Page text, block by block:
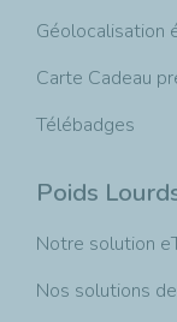
Géolocalisation
Carte Cadeau
Télébadges
Poids
Notre solution
Nos solutions